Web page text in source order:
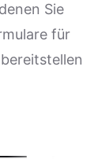
Sie
für